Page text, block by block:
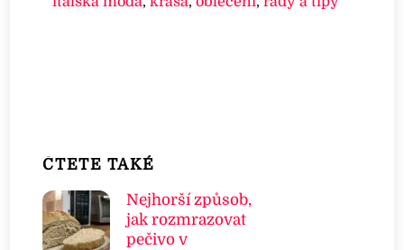
ČTETE TAKÉ
Nejhorší způsob,
jak rozmrazovat
pečivo v